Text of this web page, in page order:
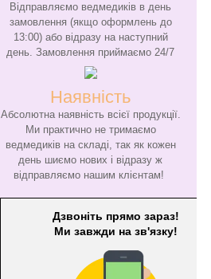
Відправляємо ведмедиків в день
замовлення (якщо оформлень до
13:00) або відразу на наступний
день. Замовлення приймаємо 24/7
Наявність
Абсолютна наявність всієї продукції.
Ми практично не тримаємо
ведмедиків на складі, так як кожен
день шиємо нових і відразу ж
відправляємо нашим клієнтам!
Дзвоніть прямо зараз!
Ми завжди на зв'язку!